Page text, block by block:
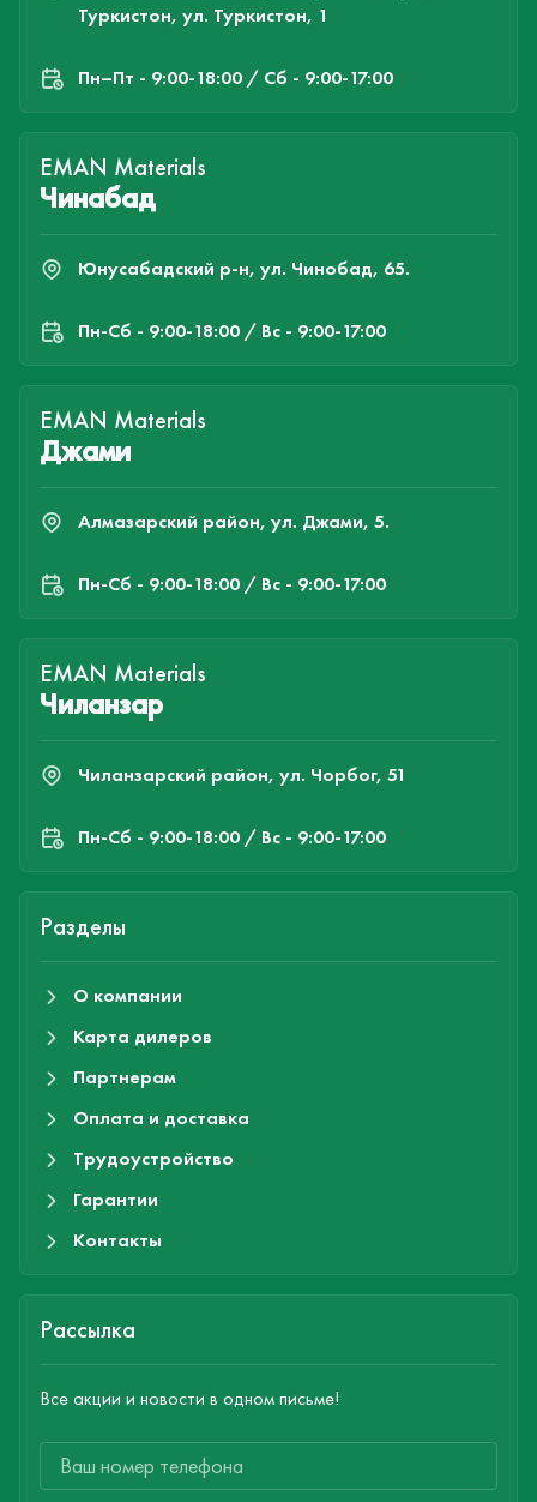
Туркистон, ул. Туркистон, 1
Пн–Пт - 9:00-18:00 / Сб - 9:00-17:00
EMAN Materials
Чинабад
Юнусабадский р-н, ул. Чинобад, 65.
Пн-Cб - 9:00-18:00 / Вс - 9:00-17:00
EMAN Materials
Джами
Алмазарский район, ул. Джами, 5.
Пн-Cб - 9:00-18:00 / Вс - 9:00-17:00
EMAN Materials
Чиланзар
Чиланзарский район, ул. Чорбог, 51
Пн-Cб - 9:00-18:00 / Вс - 9:00-17:00
Разделы
О компании
Карта дилеров
Партнерам
Оплата и доставка
Трудоустройство
Гарантии
Контакты
Рассылка
Все акции и новости в одном письме!